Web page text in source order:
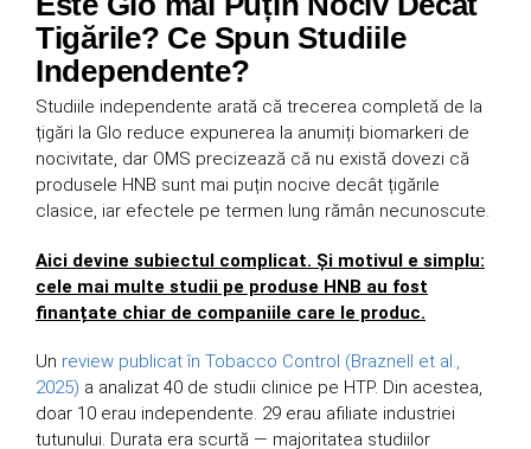
Tigările? Ce Spun Studiile
Independente?
Studiile independente arată că trecerea completă de la
țigări la Glo reduce expunerea la anumiți biomarkeri de
nocivitate, dar OMS precizează că nu există dovezi că
produsele HNB sunt mai puțin nocive decât țigările
clasice, iar efectele pe termen lung rămân necunoscute.
Aici devine subiectul complicat. Și motivul e simplu:
cele mai multe studii pe produse HNB au fost
finanțate chiar de companiile care le produc.
Un review publicat în Tobacco Control (Braznell et al.,
2025) a analizat 40 de studii clinice pe HTP. Din acestea,
doar 10 erau independente. 29 erau afiliate industriei
tutunului. Durata era scurtă — majoritatea studiilor